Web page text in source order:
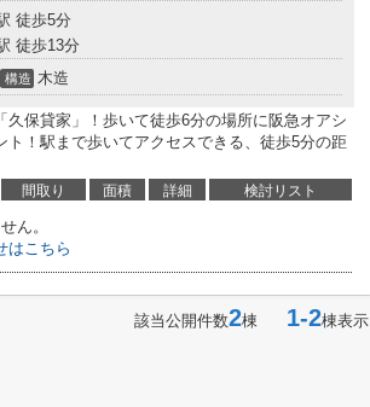
徒歩5分
徒歩13分
構造 木造
保貸家」！歩いて徒歩6分の場所に阪急オアシ
ト！駅まで歩いてアクセスできる、徒歩5分の距
間取り 面積 詳細 検討リスト
ん。
はこちら
該当公開件数2棟 1-2棟表示